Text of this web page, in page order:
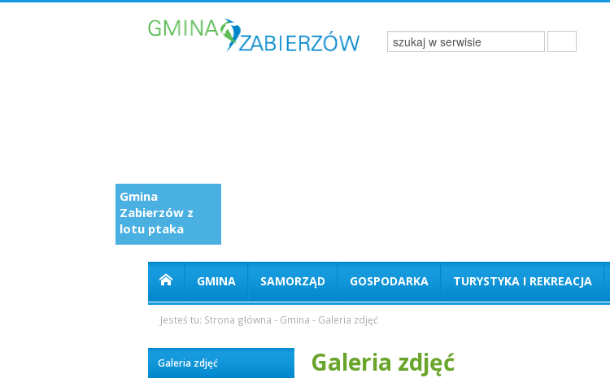
Gmina
Zabierzów z
lotu ptaka
GMINA SAMORZĄD GOSPODARKA TURYSTYKA I REKREACJA
Jesteś tu: Strona główna - Gmina - Galeria zdjęć
Galeria zdjęć Galeria zdjęć